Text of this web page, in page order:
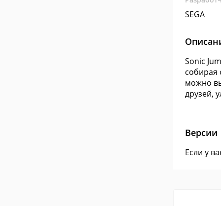
SEGA
Sonic
собирая
можно
друзей,
Версии
Если у